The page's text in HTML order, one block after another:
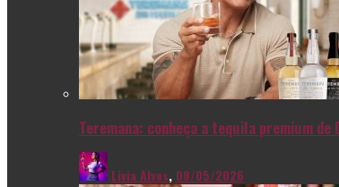
Teremana: conheça a tequila premium de
Livia Alves, 08/05/2026